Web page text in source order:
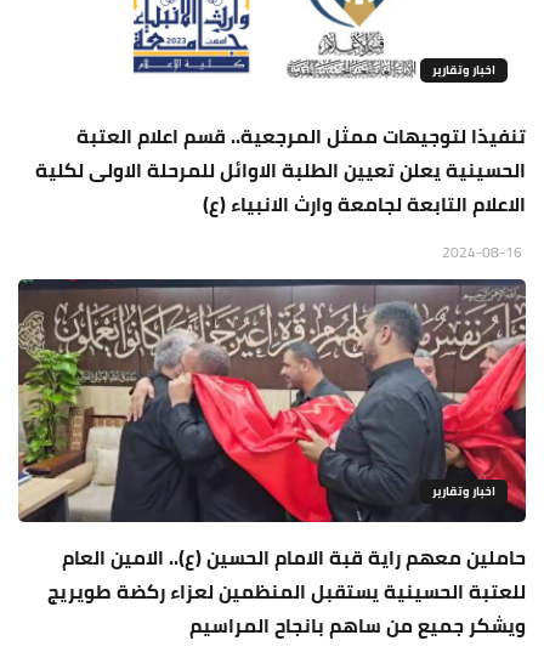
اخبار وتقارير
تنفيذا لتوجيهات ممثل المرجعية.. قسم اعلام العتبة
الحسينية يعلن تعيين الطلبة الاوائل للمرحلة الاولى لكلية
الاعلام التابعة لجامعة وارث الانبياء (ع)
اخبار وتقارير
حاملين معهم راية قبة الامام الحسين (ع).. الامين العام
للعتبة الحسينية يستقبل المنظمين لعزاء ركضة طويريج
ويشكر جميع من ساهم بانجاح المراسيم